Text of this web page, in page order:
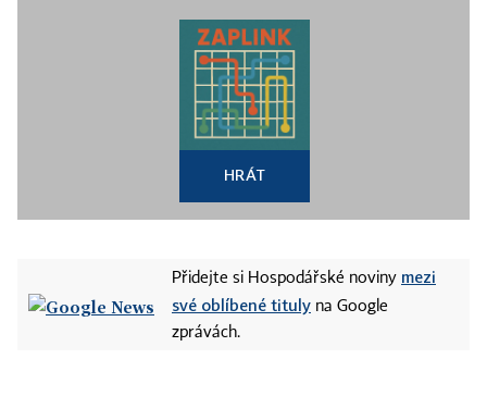
HRÁT
Přidejte si Hospodářské noviny mezi
své oblíbené tituly na Google
zprávách.